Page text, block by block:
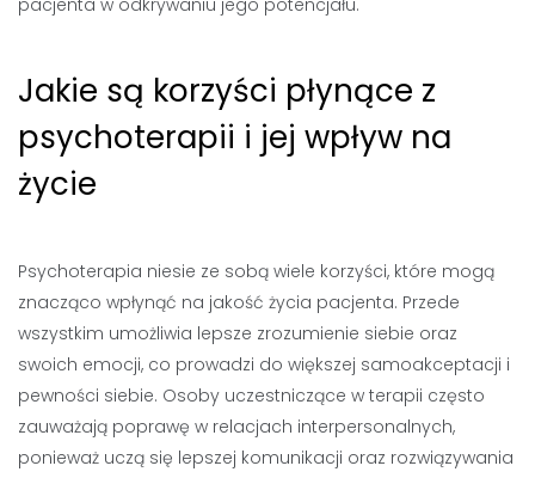
Jakie są korzyści płynące z
psychoterapii i jej wpływ na
życie
Psychoterapia niesie ze sobą wiele korzyści, które mogą
znacząco wpłynąć na jakość życia pacjenta. Przede
wszystkim umożliwia lepsze zrozumienie siebie oraz
swoich emocji, co prowadzi do większej samoakceptacji i
pewności siebie. Osoby uczestniczące w terapii często
zauważają poprawę w relacjach interpersonalnych,
ponieważ uczą się lepszej komunikacji oraz rozwiązywania